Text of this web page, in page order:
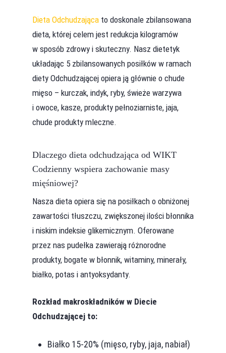
Dieta Odchudzająca to doskonale zbilansowana
dieta, której celem jest redukcja kilogramów
w sposób zdrowy i skuteczny. Nasz dietetyk
układając 5 zbilansowanych posiłków w ramach
diety Odchudzającej opiera ją głównie o chude
mięso – kurczak, indyk, ryby, świeże warzywa
i owoce, kasze, produkty pełnoziarniste, jaja,
chude produkty mleczne.
Dlaczego dieta odchudzająca od WIKT
Codzienny wspiera zachowanie masy
mięśniowej?
Nasza dieta opiera się na posiłkach o obniżonej
zawartości tłuszczu, zwiększonej ilości błonnika
i niskim indeksie glikemicznym. Oferowane
przez nas pudełka zawierają różnorodne
produkty, bogate w błonnik, witaminy, minerały,
białko, potas i antyoksydanty.
Rozkład makroskładników w Diecie
Odchudzającej to:
Białko 15-20% (mięso, ryby, jaja, nabiał)